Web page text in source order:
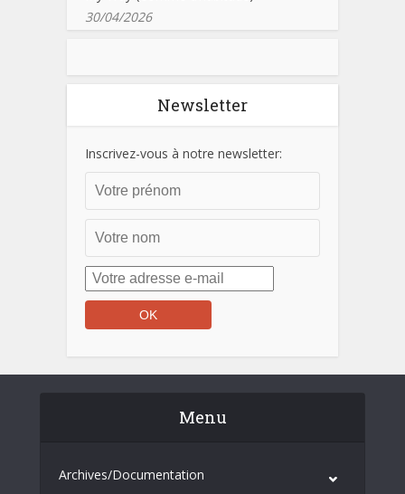
30/04/2026
Newsletter
Inscrivez-vous à notre newsletter:
Menu
Archives/Documentation